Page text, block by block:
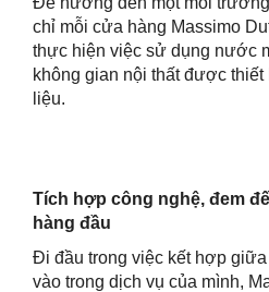
chỉ mỗi cửa hàng Massimo
thực hiện việc sử dụng nước
không gian nội thất được thiết
liệu.
Tích hợp công nghệ, đem
hàng đầu
Đi đầu trong việc kết hợp
vào trong dịch vụ của mình,